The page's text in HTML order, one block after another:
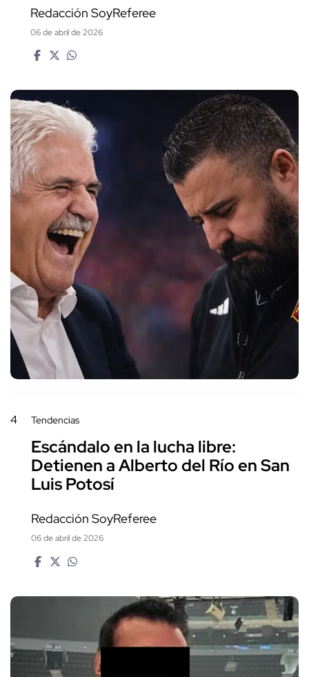
Redacción SoyReferee
06 de abril de 2026
4 Tendencias
Escándalo en la lucha libre:
Detienen a Alberto del Río en San
Luis Potosí
Redacción SoyReferee
06 de abril de 2026